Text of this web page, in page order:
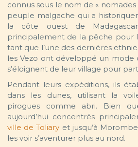
connus sous le nom de «
peuple malgache qui a
la côte ouest de
principalement de la pêche pour
tant que l’une des dernières
les Vezo ont développé un mode
s’éloignent de leur village pour
Pendant leurs expéditions, ils
dans les dunes, utilisant la
pirogues comme abri. Bien
aujourd’hui concentrés
ville de Toliary et jusqu’à
les voir s’aventurer plus au nord.